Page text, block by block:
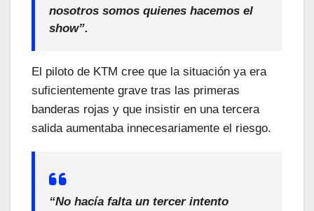
nosotros somos quienes hacemos el
show”.
El piloto de KTM cree que la situación ya era
suficientemente grave tras las primeras
banderas rojas y que insistir en una tercera
salida aumentaba innecesariamente el riesgo.
“No hacía falta un tercer intento